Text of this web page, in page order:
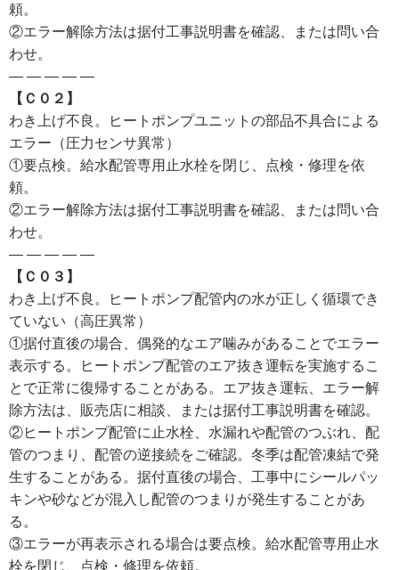
頼。
②エラー解除方法は据付工事説明書を確認、または問い合
わせ。
— — — — —
【Ｃ０２】
わき上げ不良。ヒートポンプユニットの部品不具合による
エラー（圧力センサ異常）
①要点検。給水配管専用止水栓を閉じ、点検・修理を依
頼。
②エラー解除方法は据付工事説明書を確認、または問い合
わせ。
— — — — —
【Ｃ０３】
わき上げ不良。ヒートポンプ配管内の水が正しく循環でき
ていない（高圧異常）
①据付直後の場合、偶発的なエア噛みがあることでエラー
表示する。ヒートポンプ配管のエア抜き運転を実施するこ
とで正常に復帰することがある。エア抜き運転、エラー解
除方法は、販売店に相談、または据付工事説明書を確認。
②ヒートポンプ配管に止水栓、水漏れや配管のつぶれ、配
管のつまり、配管の逆接続をご確認。冬季は配管凍結で発
生することがある。据付直後の場合、工事中にシールパッ
キンや砂などが混入し配管のつまりが発生することがあ
る。
③エラーが再表示される場合は要点検。給水配管専用止水
栓を閉じ、点検・修理を依頼。